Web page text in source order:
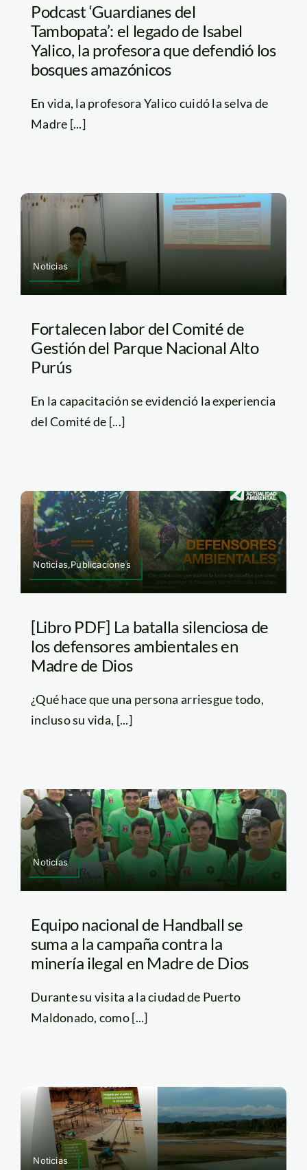
Podcast ‘Guardianes del
Tambopata’: el legado de Isabel
Yalico, la profesora que defendió los
bosques amazónicos
En vida, la profesora Yalico cuidó la selva de
Madre [...]
Noticias
Fortalecen labor del Comité de
Gestión del Parque Nacional Alto
Purús
En la capacitación se evidenció la experiencia
del Comité de [...]
Noticias,Publicaciones
[Libro PDF] La batalla silenciosa de
los defensores ambientales en
Madre de Dios
¿Qué hace que una persona arriesgue todo,
incluso su vida, [...]
Noticias
Equipo nacional de Handball se
suma a la campaña contra la
minería ilegal en Madre de Dios
Durante su visita a la ciudad de Puerto
Maldonado, como [...]
Noticias